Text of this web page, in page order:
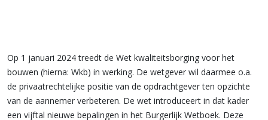
Op 1 januari 2024 treedt de Wet kwaliteitsborging voor het
bouwen (hierna: Wkb) in werking. De wetgever wil daarmee o.a.
de privaatrechtelijke positie van de opdrachtgever ten opzichte
van de aannemer verbeteren. De wet introduceert in dat kader
een vijftal nieuwe bepalingen in het Burgerlijk Wetboek. Deze